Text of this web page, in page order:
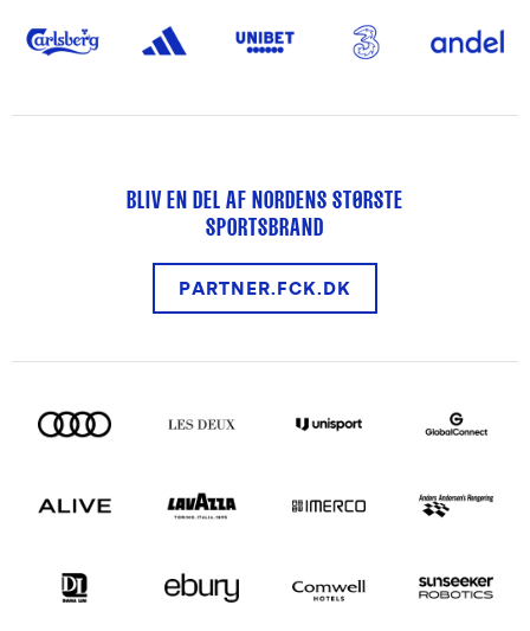
BLIV EN DEL AF NORDENS STØRSTE
SPORTSBRAND
PARTNER.FCK.DK